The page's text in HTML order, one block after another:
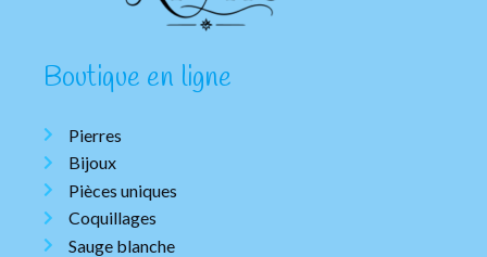
Boutique en ligne
Pierres
Bijoux
Pièces uniques
Coquillages
Sauge blanche